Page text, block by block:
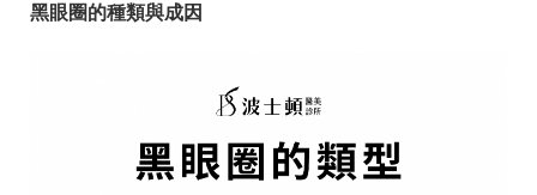
黑眼圈的種類與成因